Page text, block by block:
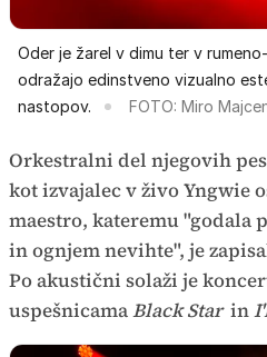
Oder je žarel v dimu ter v
odražajo edinstveno vizualno
nastopov.
FOTO: Miro
Orkestralni del njegovih
kot izvajalec v živo Yngwie
maestro, kateremu "godala
in ognjem nevihte", je
Po akustični solaži je
uspešnicamaBlack Star in